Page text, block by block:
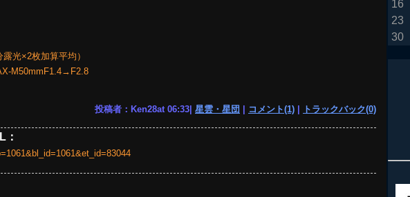
光×2枚加算平均）
M50mmF1.4→F2.8
投稿者：Ken28at 06:33| 星雲・星団 コメント(1) トラックバック(0)
：
16
23
30